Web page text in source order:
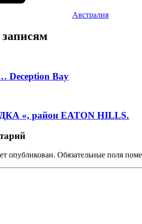
Австралия
Bay
«, район EATON HILLS.
опубликован. Обязательные поля